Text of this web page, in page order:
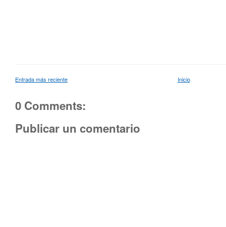
Entrada más reciente Inicio
0 Comments:
Publicar un comentario